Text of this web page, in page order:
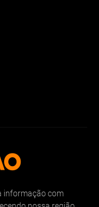
informação com